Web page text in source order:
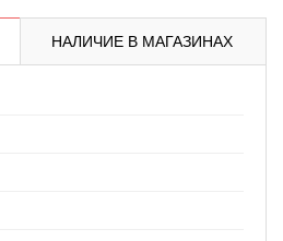
НАЛИЧИЕ В МАГАЗИНАХ